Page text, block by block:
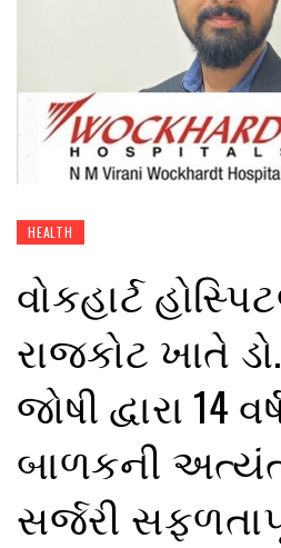
HEALTH
વોકહાર્ટ
રાજકોટ ખાતે
જોષી દ્વારા 14
બાળકની
સર્જરી